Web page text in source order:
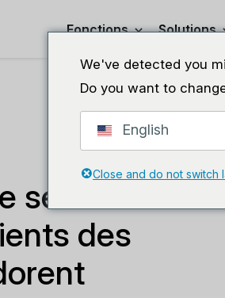
Fonctions Solutions
service à la
des
We've detected you
Do you want to
English
Close and do not switch